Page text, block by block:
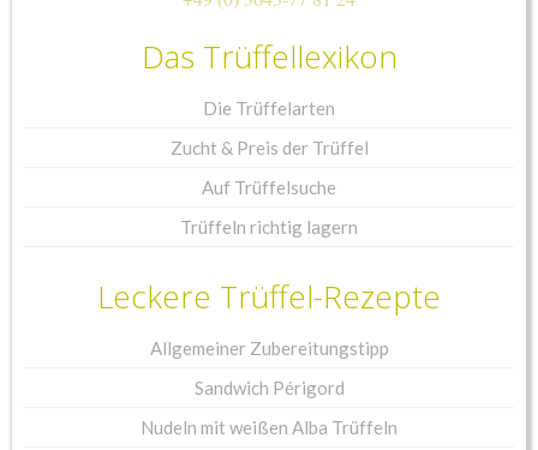
Das Trüffellexikon
Die Trüffelarten
Zucht & Preis der Trüffel
Auf Trüffelsuche
Trüffeln richtig lagern
Leckere Trüffel-Rezepte
Allgemeiner Zubereitungstipp
Sandwich Périgord
Nudeln mit weißen Alba Trüffeln